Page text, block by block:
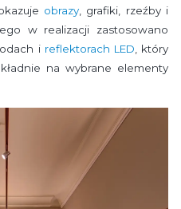
obrazy, grafiki, rzeźby i
w realizacji zastosowano
i reflektorach LED, który
na wybrane elementy